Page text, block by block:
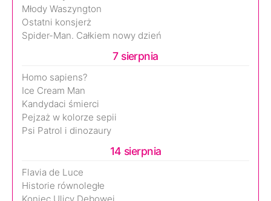
Młody Waszyngton
Ostatni konsjerż
Spider-Man. Całkiem nowy dzień
7 sierpnia
Homo sapiens?
Ice Cream Man
Kandydaci śmierci
Pejzaż w kolorze sepii
Psi Patrol i dinozaury
14 sierpnia
Flavia de Luce
Historie równoległe